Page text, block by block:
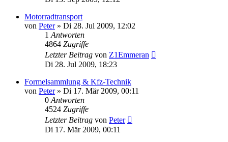
Motorradtransport
von Peter» Di 28. Jul 2009, 12:02
1 Antworten
4864 Zugriffe
Letzter Beitrag von Z1Emmeran
Di 28. Jul 2009, 18:23
Formelsammlung & Kfz-Technik
von Peter» Di 17. Mär 2009, 00:11
0 Antworten
4524 Zugriffe
Letzter Beitrag von Peter
Di 17. Mär 2009, 00:11